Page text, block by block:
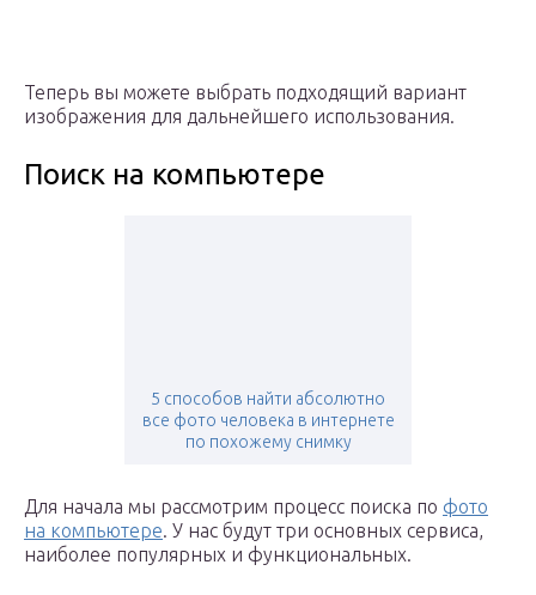
Теперь вы можете выбрать подходящий вариант
изображения для дальнейшего использования.
Поиск на компьютере
5 способов найти абсолютно
все фото человека в интернете
по похожему снимку
Для начала мы рассмотрим процесс поиска по фото
на компьютере. У нас будут три основных сервиса,
наиболее популярных и функциональных.